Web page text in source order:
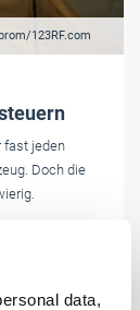
data,
123RF.com
fast jeden
Doch die